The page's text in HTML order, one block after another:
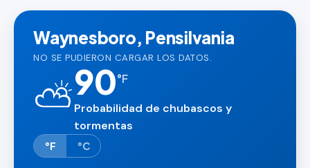
Waynesboro, Pensilvania
NO SE PUDIERON CARGAR LOS DATOS.
⛅90°F
Probabilidad de chubascos y
tormentas
°F °C